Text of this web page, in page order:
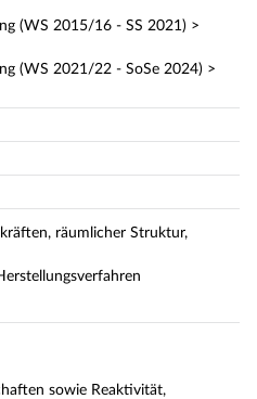
(WS 2015/16 - SS 2021) >
(WS 2021/22 - SoSe 2024) >
räumlicher Struktur,
sowie Reaktivität,